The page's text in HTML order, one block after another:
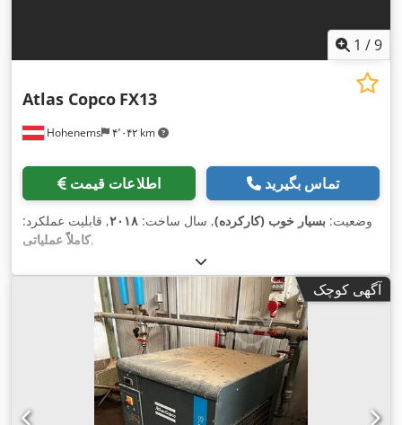
1 /9
Hohenems ۴٬۰۴۲ km
Atlas Copco FX13
اطلاعات قیمت تماس بگیرید
وضعیت: بسیار خوب (کارکرده), سال ساخت: ۲۰۱۸, قابلیت عملکرد:
کاملاً عملیاتی,
آگهی کوچک